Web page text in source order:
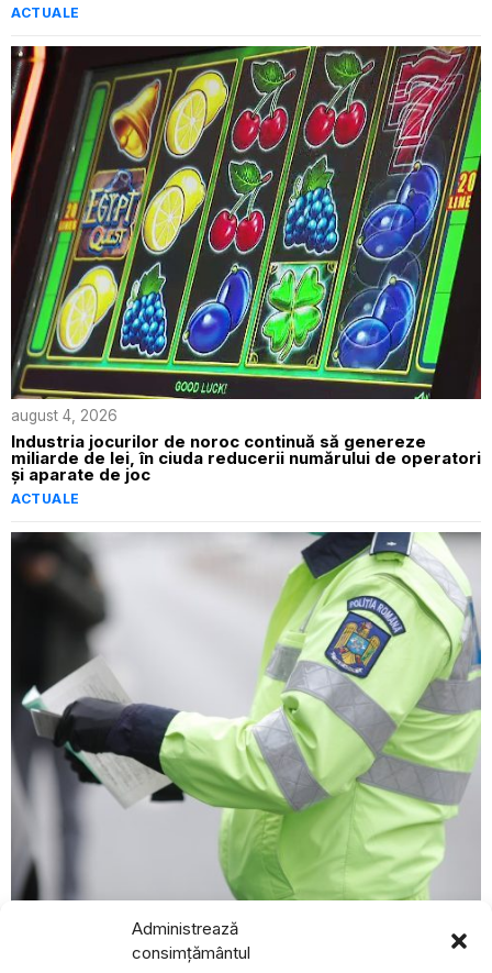
Administrează
consimțământul
ACTUALE
august 4, 2026
Industria jocurilor de noroc continuă să genereze
miliarde de lei, în ciuda reducerii numărului de operatori
și aparate de joc
ACTUALE
Curtea de Apel București suspendă aplicarea măsurii
de suspendare a permisului pentru neplata amenzilor